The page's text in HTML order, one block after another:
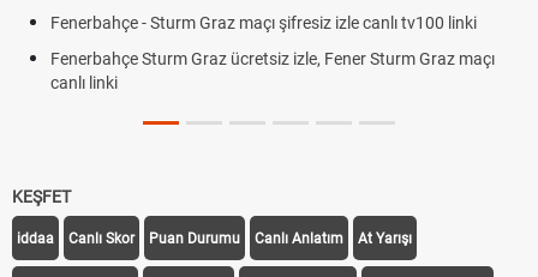
Fenerbahçe - Sturm Graz maçı şifresiz izle canlı tv100 linki
Fenerbahçe Sturm Graz ücretsiz izle, Fener Sturm Graz maçı
canlı linki
KEŞFET
iddaa Canlı Skor Puan Durumu Canlı Anlatım At Yarışı